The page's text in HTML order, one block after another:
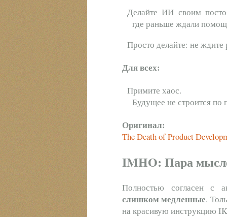
Делайте ИИ своим
где раньше ждали
Просто делайте: не
Для всех:
Примите хаос.
Будущее не строится по
Оригинал:
The Death of Product
IMHO: Пара
Полностью согласен с
слишком медленные.
на красивую инструкцию